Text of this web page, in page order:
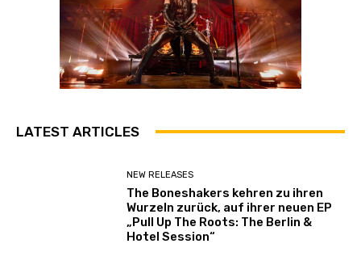
LATEST ARTICLES
NEW RELEASES
The Boneshakers kehren zu ihren
Wurzeln zurück, auf ihrer neuen EP
„Pull Up The Roots: The Berlin &
Hotel Session“